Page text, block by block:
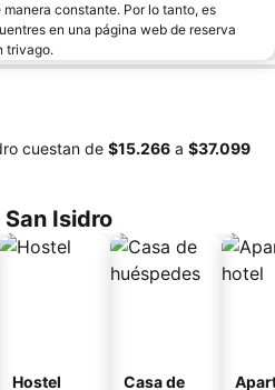
constante. Por lo tanto, es
en una página web de reserva
trivago.
cuestan de ‎$15.266 a ‎$37.099
Isidro
Hostel
Casa de